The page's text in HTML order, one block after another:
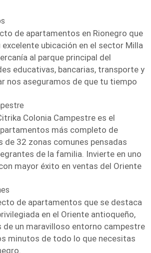
de apartamentos en Rionegro que
ubicación en el sector Milla
al parque principal del
educativas, bancarias, transporte y
nos aseguramos de que tu tiempo
Colonia Campestre es el
más completo de
de 32 zonas comunes pensadas
de la familia. Invierte en uno
mayor éxito en ventas del Oriente
de apartamentos que se destaca
en el Oriente antioqueño,
un maravilloso entorno campestre
minutos de todo lo que necesitas